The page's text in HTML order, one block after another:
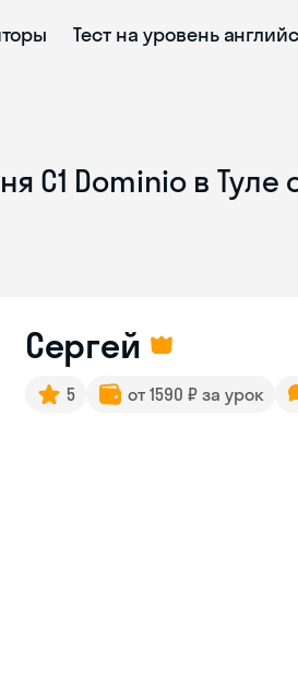
Тест на уровень
С1 Dominio в Туле
Сергей
5 от 1590 ₽ за урок